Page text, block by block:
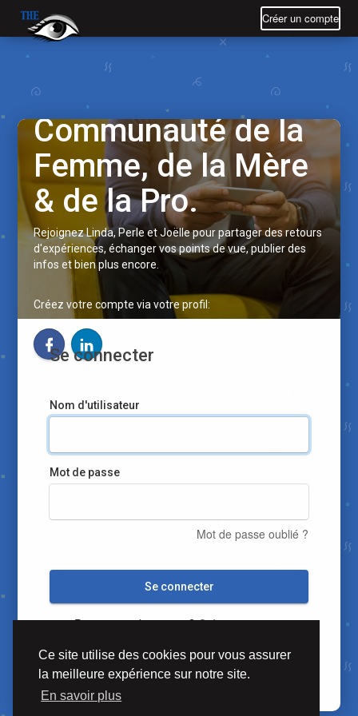
Ce site utilise des cookies pour vous assurer
la meilleure expérience sur notre site.
En savoir plus
Créer un compte
Bienvenue dans la
Communauté de la
Femme, de la Mère
& de la Pro.
Rejoignez Linda, Perle et Joëlle pour partager des retours
d'expériences, échanger vos points de vue, publier des
infos et bien plus encore.
Créez votre compte via votre profil:
Se connecter
Nom d'utilisateur
Mot de passe
Mot de passe oublié ?
Se connecter
Pas encore de compte?Créer un compte